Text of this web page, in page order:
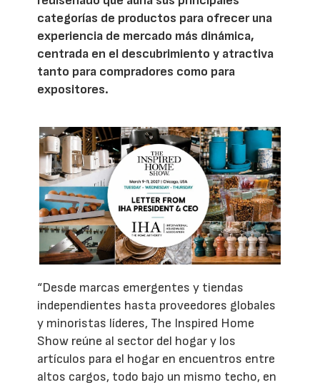
categorías de productos para ofrecer una
experiencia de mercado más dinámica,
centrada en el descubrimiento y atractiva
tanto para compradores como para
expositores.
“Desde marcas emergentes y tiendas
independientes hasta proveedores globales
y minoristas líderes, The Inspired Home
Show reúne al sector del hogar y los
artículos para el hogar en encuentros entre
altos cargos, todo bajo un mismo techo, en